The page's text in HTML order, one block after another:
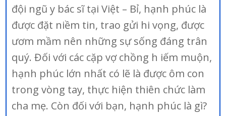
đội ngũ y bác sĩ tại Việt – Bỉ, hạnh phúc là
được đặt niềm tin, trao gửi hi vọng, được
ươm mầm nên những sự sống đáng trân
quý. Đối với các cặp vợ chồng h iếm muộn,
hạnh phúc lớn nhất có lẽ là được ôm con
trong vòng tay, thực hiện thiên chức làm
cha mẹ. Còn đối với bạn, hạnh phúc là gì?